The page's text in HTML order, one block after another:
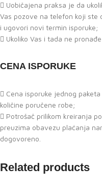
Uobičajena praksa je da
Vas pozove na telefon koji ste
i ugovori novi termin isporuke;
Ukoliko Vas i tada ne
CENA ISPORUKE
Cena isporuke jednog
količine poručene robe;
Potrošač prilikom kreiranja
preuzima obavezu plaćanja
dogovoreno.
Related products